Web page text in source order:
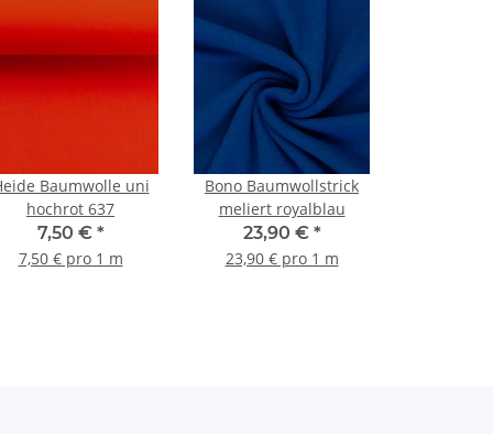
Baumwolle uni
hochrot 637
7,50 € *
7,50 € pro 1 m
Bono Baumwollstrick
meliert royalblau
23,90 € *
23,90 € pro 1 m